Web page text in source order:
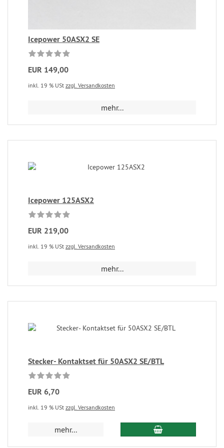
Icepower 50ASX2 SE
EUR 149,00
inkl. 19 % USt zzgl. Versandkosten
mehr...
Icepower 125ASX2
EUR 219,00
inkl. 19 % USt zzgl. Versandkosten
mehr...
Stecker- Kontaktset für 50ASX2 SE/BTL
EUR 6,70
inkl. 19 % USt zzgl. Versandkosten
mehr...